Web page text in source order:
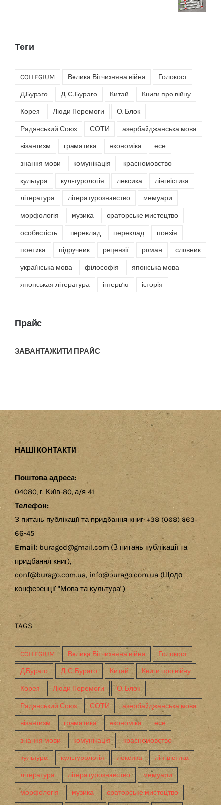
Теги
COLLEGIUM Велика Вітчизняна війна Голокост
Д.Бураго Д. С. Бураго Китай Книги про війну
Корея Люди Перемоги О. Блок
Радянський Союз СОТИ азербайджанська мова
візантизм граматика економіка есе
знання мови комунікація красномовство
культура культурологія лексика лінгвістика
література літературознавство мемуари
морфологія музика ораторське мистецтво
особистість переклад переклад поезія
поетика підручник рецензії роман словник
українська мова філософія японська мова
японськая література інтерв'ю історія
Прайс
ЗАВАНТАЖИТИ ПРАЙС
НАШІ КОНТАКТИ
Поштова адреса:
04080, г. Київ-80, а/я 41
Телефон:
З питань публікації та придбання книг: +38 (068) 863-
66-45
Email: buragod@gmail.com (З питань публікації та
придбання книг),
conf@burago.com.ua, info@burago.com.ua (Щодо
конференції "Мова та культура")
TAGS
COLLEGIUM Велика Вітчизняна війна Голокост
Д.Бураго Д. С. Бураго Китай Книги про війну
Корея Люди Перемоги О. Блок
Радянський Союз СОТИ азербайджанська мова
візантизм граматика економіка есе
знання мови комунікація красномовство
культура культурологія лексика лінгвістика
література літературознавство мемуари
морфологія музика ораторське мистецтво